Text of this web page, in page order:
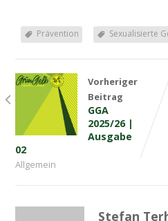
Prävention Sexualisierte
Vorheriger
Beitrag
GGA
2025/26 |
Ausgabe
02
Allgemein
Stefan